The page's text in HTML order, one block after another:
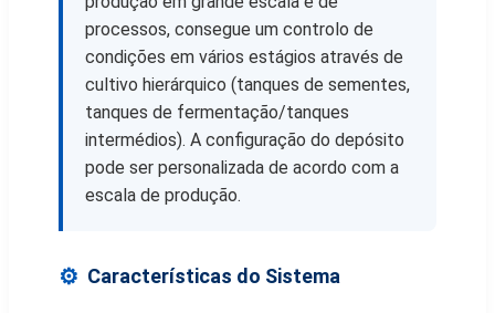
processos, consegue um controlo de
condições em vários estágios através de
cultivo hierárquico (tanques de sementes,
tanques de fermentação/tanques
intermédios). A configuração do depósito
pode ser personalizada de acordo com a
escala de produção.
Características do Sistema